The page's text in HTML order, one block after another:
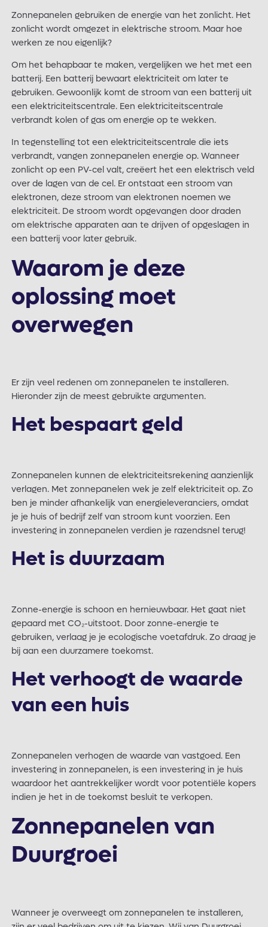
Zonnepanelen gebruiken de energie van het zonlicht. Het
zonlicht wordt omgezet in elektrische stroom. Maar hoe
werken ze nou eigenlijk?
Om het behapbaar te maken, vergelijken we het met een
batterij. Een batterij bewaart elektriciteit om later te
gebruiken. Gewoonlijk komt de stroom van een batterij uit
een elektriciteitscentrale. Een elektriciteitscentrale
verbrandt kolen of gas om energie op te wekken.
In tegenstelling tot een elektriciteitscentrale die iets
verbrandt, vangen zonnepanelen energie op. Wanneer
zonlicht op een PV-cel valt, creëert het een elektrisch veld
over de lagen van de cel. Er ontstaat een stroom van
elektronen, deze stroom van elektronen noemen we
elektriciteit. De stroom wordt opgevangen door draden
om elektrische apparaten aan te drijven of opgeslagen in
een batterij voor later gebruik.
Waarom je deze
oplossing moet
overwegen
Er zijn veel redenen om zonnepanelen te installeren.
Hieronder zijn de meest gebruikte argumenten.
Het bespaart geld
Zonnepanelen kunnen de elektriciteitsrekening aanzienlijk
verlagen. Met zonnepanelen wek je zelf elektriciteit op. Zo
ben je minder afhankelijk van energieleveranciers, omdat
je je huis of bedrijf zelf van stroom kunt voorzien. Een
investering in zonnepanelen verdien je razendsnel terug!
Het is duurzaam
Zonne-energie is schoon en hernieuwbaar. Het gaat niet
gepaard met CO₂-uitstoot. Door zonne-energie te
gebruiken, verlaag je je ecologische voetafdruk. Zo draag je
bij aan een duurzamere toekomst.
Het verhoogt de waarde
van een huis
Zonnepanelen verhogen de waarde van vastgoed. Een
investering in zonnepanelen, is een investering in je huis
waardoor het aantrekkelijker wordt voor potentiële kopers
indien je het in de toekomst besluit te verkopen.
Zonnepanelen van
Duurgroei
Wanneer je overweegt om zonnepanelen te installeren,